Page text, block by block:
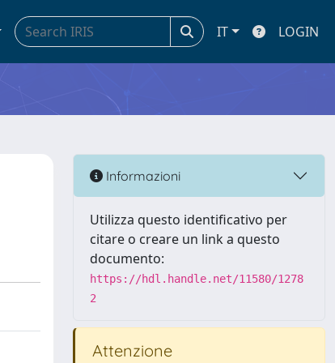
IT LOGIN
Informazioni
Utilizza questo identificativo per
citare o creare un link a questo
documento:
https://hdl.handle.net/11580/1278
2
Attenzione